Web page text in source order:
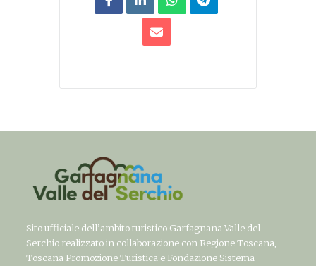
Sito ufficiale dell’ambito turistico Garfagnana Valle del
Serchio realizzato in collaborazione con Regione Toscana,
Toscana Promozione Turistica e Fondazione Sistema